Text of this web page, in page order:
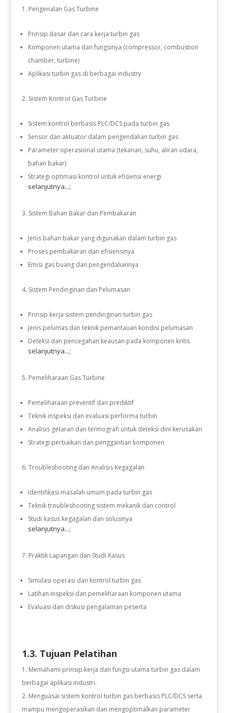
Pengenalan Gas Turbine
Prinsip dasar dan cara kerja turbin gas
Komponen utama dan fungsinya (compressor, combustion
chamber, turbine)
Aplikasi turbin gas di berbagai industry
Sistem Kontrol Gas Turbine
Sistem kontrol berbasis PLC/DCS pada turbin gas
Sensor dan aktuator dalam pengendalian turbin gas
Parameter operasional utama (tekanan, suhu, aliran udara,
bahan bakar)
Strategi optimasi kontrol untuk efisiensi energi
selanjutnya...;
Sistem Bahan Bakar dan Pembakaran
Jenis bahan bakar yang digunakan dalam turbin gas
Proses pembakaran dan efisiensinya
Emisi gas buang dan pengendaliannya
Sistem Pendinginan dan Pelumasan
Prinsip kerja sistem pendinginan turbin gas
Jenis pelumas dan teknik pemantauan kondisi pelumasan
Deteksi dan pencegahan keausan pada komponen kritis
selanjutnya...;
Pemeliharaan Gas Turbine
Pemeliharaan preventif dan prediktif
Teknik inspeksi dan evaluasi performa turbin
Analisis getaran dan termografi untuk deteksi dini kerusakan
Strategi perbaikan dan penggantian komponen
Troubleshooting dan Analisis Kegagalan
Identifikasi masalah umum pada turbin gas
Teknik troubleshooting sistem mekanik dan control
Studi kasus kegagalan dan solusinya
selanjutnya...;
Praktik Lapangan dan Studi Kasus
Simulasi operasi dan kontrol turbin gas
Latihan inspeksi dan pemeliharaan komponen utama
Evaluasi dan diskusi pengalaman peserta
1.3. Tujuan Pelatihan
Memahami prinsip kerja dan fungsi utama turbin gas dalam
berbagai aplikasi industri.
Menguasai sistem kontrol turbin gas berbasis PLC/DCS serta
mampu mengoperasikan dan mengoptimalkan parameter